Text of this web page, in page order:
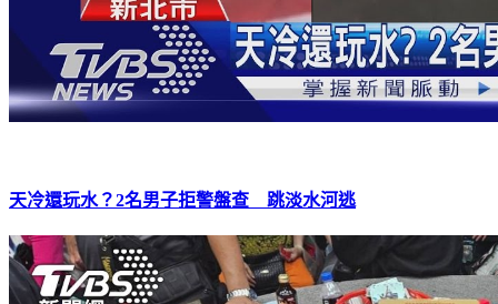
天冷還玩水？2名男子拒警盤查 跳淡水河逃